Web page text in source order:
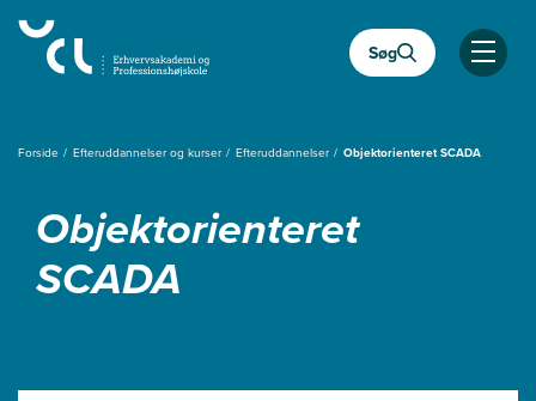
hovedindhold
Søg
Åben
Forside Efteruddannelser og kurser Efteruddannelser Objektorienteret SCADA
Objektorienteret
SCADA